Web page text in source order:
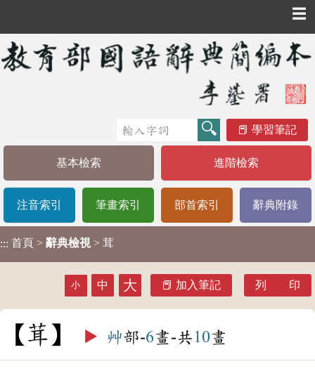
☰
學習筆記
基本檢索 進階檢索
注音索引 筆畫索引 部首索引 辭典附錄
::: 首頁 > 辭典檢視 > 茸
小 中 大 加入筆記 列 印
茸 ▶️ 艸部-6畫-共 10畫